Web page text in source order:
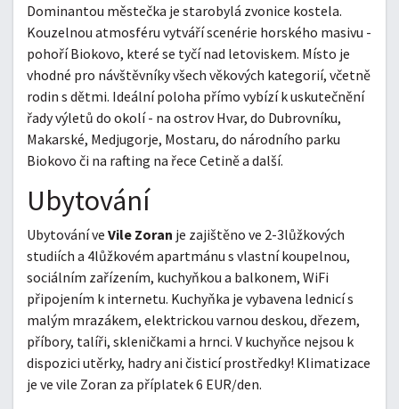
Dominantou městečka je starobylá zvonice kostela.
Kouzelnou atmosféru vytváří scenérie horského masivu -
pohoří Biokovo, které se tyčí nad letoviskem. Místo je
vhodné pro návštěvníky všech věkových kategorií, včetně
rodin s dětmi. Ideální poloha přímo vybízí k uskutečnění
řady výletů do okolí - na ostrov Hvar, do Dubrovníku,
Makarské, Medjugorje, Mostaru, do národního parku
Biokovo či na rafting na řece Cetině a další.
Ubytování
Ubytování ve Vile Zoran je zajištěno ve 2-3lůžkových
studiích a 4lůžkovém apartmánu s vlastní koupelnou,
sociálním zařízením, kuchyňkou a balkonem, WiFi
připojením k internetu. Kuchyňka je vybavena lednicí s
malým mrazákem, elektrickou varnou deskou, dřezem,
příbory, talíři, skleničkami a hrnci. V kuchyňce nejsou k
dispozici utěrky, hadry ani čisticí prostředky! Klimatizace
je ve vile Zoran za příplatek 6 EUR/den.